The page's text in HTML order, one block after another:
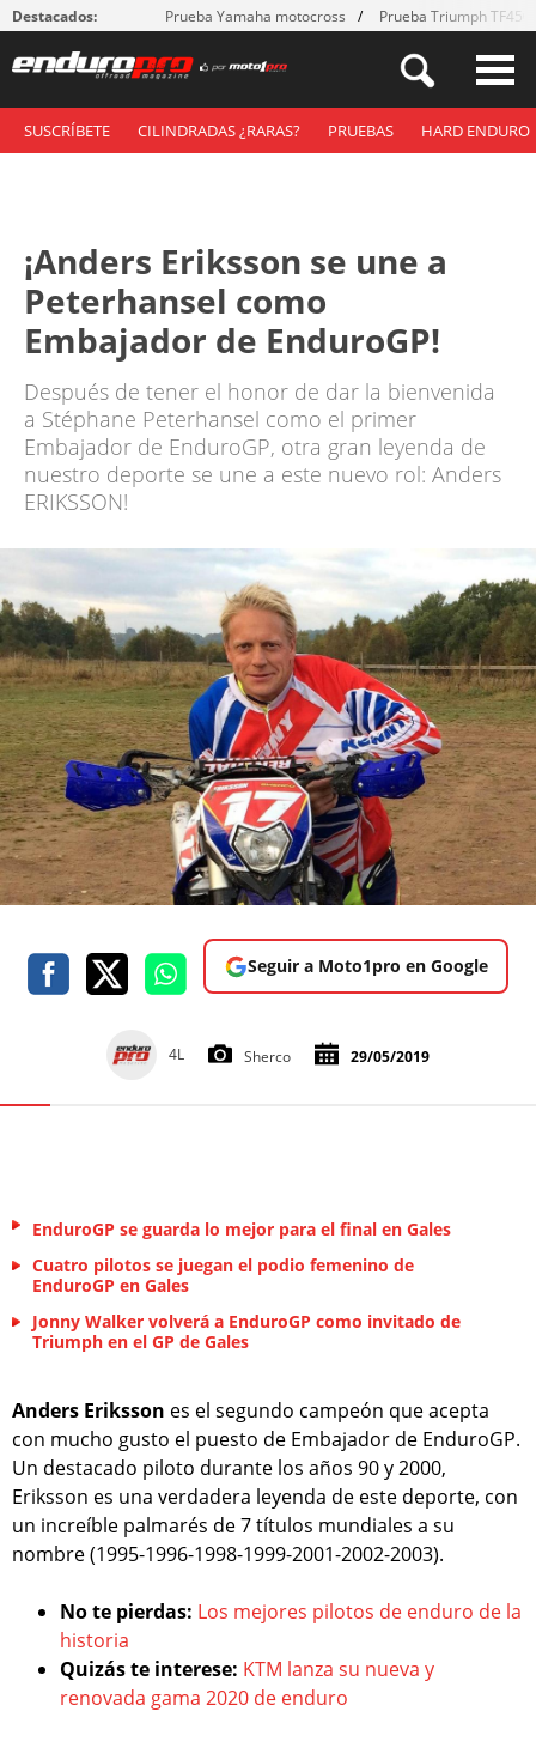
Destacados: Prueba Yamaha motocross Prueba Triumph
SUSCRÍBETE CILINDRADAS ¿RARAS? PRUEBAS HARD ENDURO
¡Anders Eriksson se une a
Peterhansel como
Embajador de EnduroGP!
Después de tener el honor de dar la bienvenida
a Stéphane Peterhansel como el primer
Embajador de EnduroGP, otra gran leyenda de
nuestro deporte se une a este nuevo rol: Anders
ERIKSSON!
Seguir a Moto1pro en Google
4L Sherco 29/05/2019
EnduroGP se guarda lo mejor para el final en Gales
Cuatro pilotos se juegan el podio femenino de
EnduroGP en Gales
Jonny Walker volverá a EnduroGP como invitado de
Triumph en el GP de Gales
Anders Eriksson es el segundo campeón que acepta
con mucho gusto el puesto de Embajador de EnduroGP.
Un destacado piloto durante los años 90 y 2000,
Eriksson es una verdadera leyenda de este deporte, con
un increíble palmarés de 7 títulos mundiales a su
nombre (1995-1996-1998-1999-2001-2002-2003).
No te pierdas: Los mejores pilotos de enduro de la
historia
Quizás te interese: KTM lanza su nueva y
renovada gama 2020 de enduro